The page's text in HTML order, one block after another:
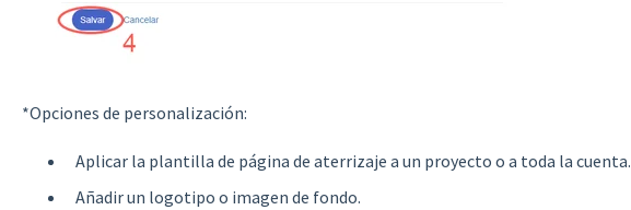
*Opciones de personalización:
Aplicar la plantilla de página de aterrizaje a un proyecto o a toda la cuenta.
Añadir un logotipo o imagen de fondo.